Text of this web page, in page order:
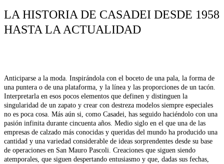
LA HISTORIA DE CASADEI DESDE 1958
HASTA LA ACTUALIDAD
Anticiparse a la moda. Inspirándola con el boceto de una pala, la forma de
una puntera o de una plataforma, y la línea y las proporciones de un tacón.
Interpretarla en esos pocos elementos que definen y distinguen la
singularidad de un zapato y crear con destreza modelos siempre especiales
no es poca cosa. Más aún si, como Casadei, has seguido haciéndolo con una
pasión infinita durante cincuenta años. Medio siglo en el que una de las
empresas de calzado más conocidas y queridas del mundo ha producido una
cantidad y una variedad considerable de ideas sorprendentes desde su base
de operaciones en San Mauro Pascoli. Creaciones que siguen siendo
atemporales, que siguen despertando entusiasmo y que, dadas sus fechas,